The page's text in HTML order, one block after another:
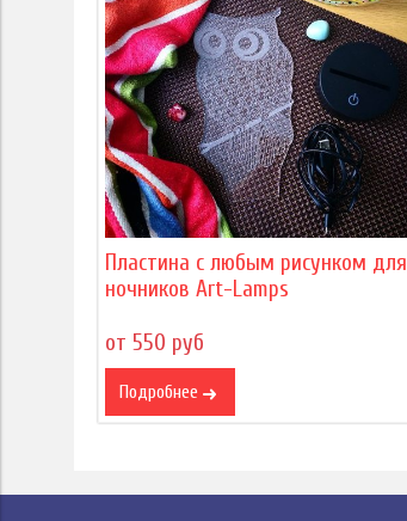
Пластина с любым рисунком для
ночников Art-Lamps
от 550 руб
Подробнее